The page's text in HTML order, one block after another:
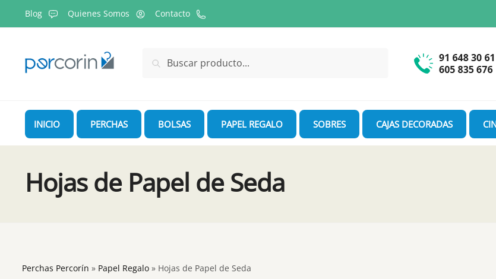
Blog Quienes Somos Contacto
por:
INICIO PERCHAS BOLSAS PAPEL REGALO SOBRES CAJAS DECORADAS
Hojas de Papel de Seda
Perchas Percorín » Papel Regalo» Hojas de Papel de Seda